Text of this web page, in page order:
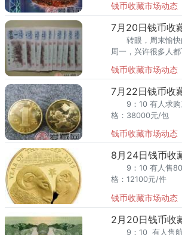
币市场行情。 9：10 有人售绝品
一刀，价格：
钱币收藏市场动态
7月20日钱币收
转眼，周末愉快
周一，兴许很多人
注今天的钱币收藏市
钱币收藏市场动态
7月22日钱币收
9：10 有人求购
格：38000元/包 9：20 市场上成交原
30 有人售原盒蛇纪
钱币收藏市场动态
8月24日钱币收
9：10 有人售
格：12100元/件 9：20 有人售8001原
有人
钱币收藏市场动态
2月20日钱币收
9：10 有人售航